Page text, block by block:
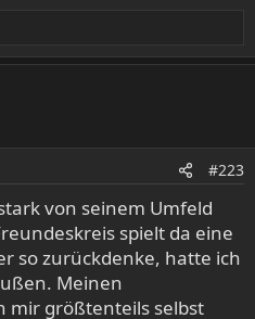
#223
von seinem Umfeld
spielt da eine
so zurückdenke, hatte ich
Meinen
mir größtenteils selbst